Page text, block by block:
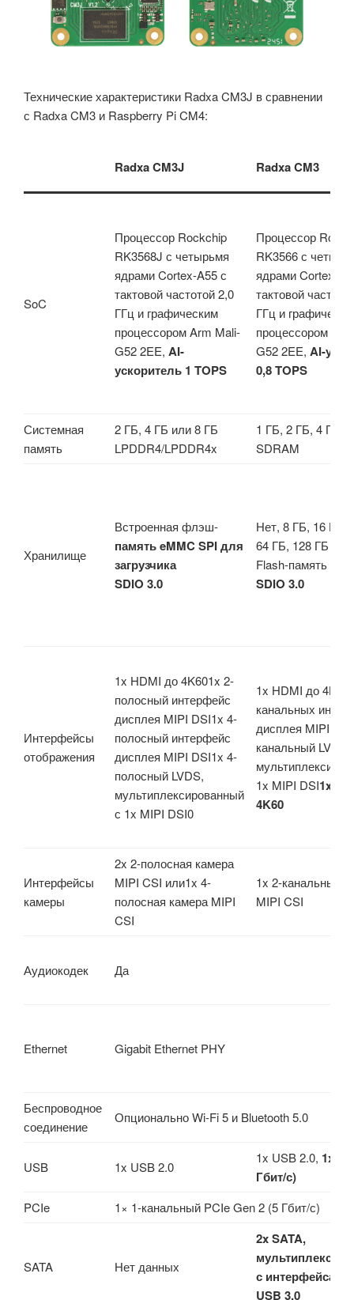
Технические характеристики Radxa CM3J в сравнении
с Radxa CM3 и Raspberry Pi CM4:
Radxa CM3J Radxa CM3
SoC
Процессор Rockchip
RK3568J с четырьмя
ядрами Cortex-A55 с
тактовой частотой 2,0
ГГц и графическим
процессором Arm Mali-
G52 2EE, AI-
ускоритель 1 TOPS
Процессор
RK3566 с
ядрами Cortex-
тактовой
ГГц и
процессором
G52 2EE, AI-
0,8 TOPS
Системная
память
2 ГБ, 4 ГБ или 8 ГБ
LPDDR4/LPDDR4x
1 ГБ, 2 ГБ, 4 ГБ
SDRAM
Хранилище
Встроенная флэш-
память eMMC SPI для
загрузчика
SDIO 3.0
Нет, 8 ГБ, 16 ГБ,
64 ГБ, 128 ГБ
Flash-память до
SDIO 3.0
Интерфейсы
отображения
1x HDMI до 4K601x 2-
полосный интерфейс
дисплея MIPI DSI1x 4-
полосный интерфейс
дисплея MIPI DSI1x 4-
полосный LVDS,
мультиплексированный
с 1x MIPI DSI0
1x HDMI до
канальных
дисплея MIPI
канальный LVDS,
1x MIPI DSI1x
4K60
Интерфейсы
камеры
2x 2-полосная камера
MIPI CSI или1x 4-
полосная камера MIPI
CSI
1x 2-канальный
MIPI CSI
Аудиокодек Да
Ethernet Gigabit Ethernet PHY
Беспроводное
соединение
Опционально Wi-Fi 5 и Bluetooth 5.0
USB 1x USB 2.0
1x USB 2.0, 1x
Гбит/с)
PCIe 1× 1-канальный PCIe Gen 2 (5 Гбит/с)
SATA Нет данных
2x SATA,
с интерфейсами
USB 3.0